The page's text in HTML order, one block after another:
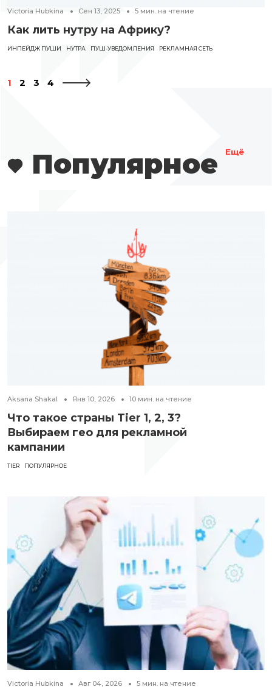
Victoria Hubkina Сен 13, 2025 5 мин. на чтение
Как лить нутру на Африку?
ИНПЕЙДЖ ПУШИ НУТРА ПУШ-УВЕДОМЛЕНИЯ РЕКЛАМНАЯ СЕТЬ
1 2 3 4
Популярное Ещё
Aksana Shakal Янв 10, 2026 10 мин. на чтение
Что такое страны Tier 1, 2, 3?
Выбираем гео для рекламной
кампании
TIER ПОПУЛЯРНОЕ
Victoria Hubkina Авг 04, 2026 5 мин. на чтение